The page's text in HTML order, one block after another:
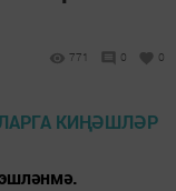
771 0 0